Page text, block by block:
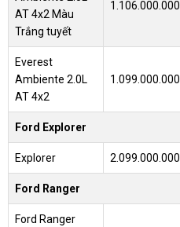
AT 4x2 Màu
Trắng tuyết
1.106.000.000
Everest
Ambiente 2.0L
AT 4x2
1.099.000.000
Ford Explorer
Explorer 2.099.000.000
Ford Ranger
Ford Ranger